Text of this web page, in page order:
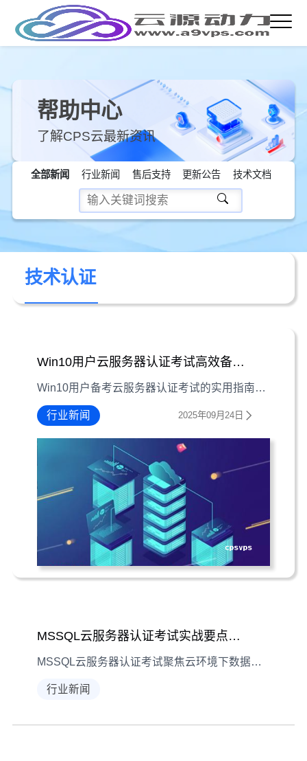
帮助中心
了解CPS云最新资讯
全部新闻 行业新闻 售后支持 更新公告 技术文档
技术认证
Win10用户云服务器认证考试高效备考指南
Win10用户备考云服务器认证考试的实用指南，涵盖考试内容拆解、系统操作适配、学习资源利用及实践模拟技巧，助你高效通过认证。
行业新闻 2025年09月24日
MSSQL云服务器认证考试实战要点全解析
MSSQL云服务器认证考试聚焦云环境下数据库应用能力，本文详解硬件架构、安装配置、数据管理等核心考点，结合实战场景与参数调整技巧，助你高效备考。
行业新闻